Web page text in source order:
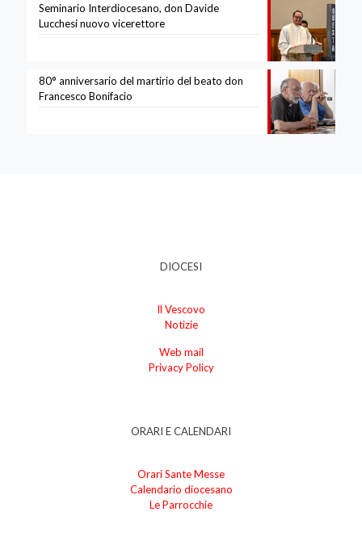
Seminario Interdiocesano, don Davide
Lucchesi nuovo vicerettore
80° anniversario del martirio del beato don
Francesco Bonifacio
DIOCESI
Il Vescovo
Notizie
Web mail
Privacy Policy
ORARI E CALENDARI
Orari Sante Messe
Calendario diocesano
Le Parrocchie